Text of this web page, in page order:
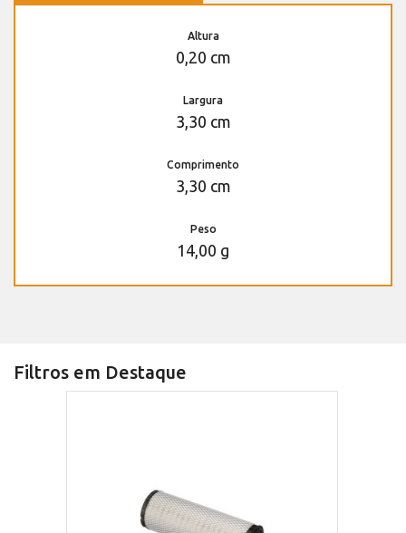
Altura
0,20 cm
Largura
3,30 cm
Comprimento
3,30 cm
Peso
14,00 g
Filtros em Destaque